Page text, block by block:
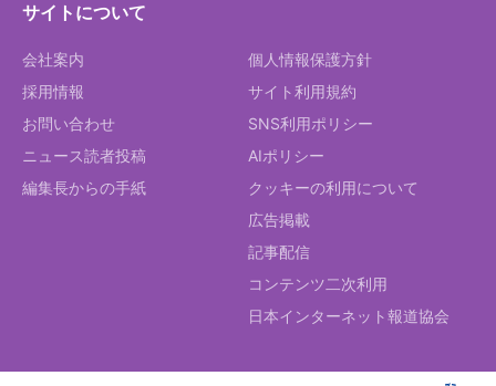
サイトについて
会社案内
採用情報
お問い合わせ
ニュース読者投稿
編集長からの手紙
個人情報保護方針
サイト利用規約
SNS利用ポリシー
AIポリシー
クッキーの利用について
広告掲載
記事配信
コンテンツ二次利用
日本インターネット報道協会